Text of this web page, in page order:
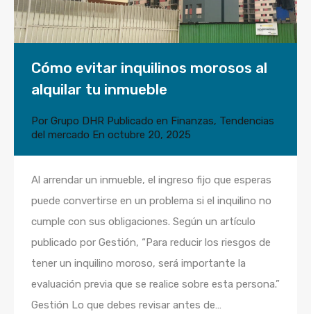
Cómo evitar inquilinos morosos al
alquilar tu inmueble
Por Grupo DHR Publicado en Finanzas, Tendencias
del mercado En octubre 20, 2025
Al arrendar un inmueble, el ingreso fijo que esperas
puede convertirse en un problema si el inquilino no
cumple con sus obligaciones. Según un artículo
publicado por Gestión, “Para reducir los riesgos de
tener un inquilino moroso, será importante la
evaluación previa que se realice sobre esta persona.”
Gestión Lo que debes revisar antes de…